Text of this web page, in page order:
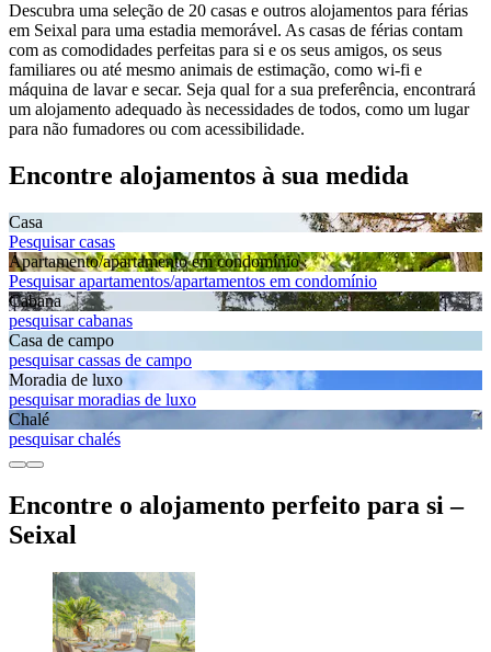
Descubra uma seleção de 20 casas e outros alojamentos para férias
em Seixal para uma estadia memorável. As casas de férias contam
com as comodidades perfeitas para si e os seus amigos, os seus
familiares ou até mesmo animais de estimação, como wi-fi e
máquina de lavar e secar. Seja qual for a sua preferência, encontrará
um alojamento adequado às necessidades de todos, como um lugar
para não fumadores ou com acessibilidade.
Encontre alojamentos à sua medida
Casa
Pesquisar casas
Apartamento/apartamento em condomínio
Pesquisar apartamentos/apartamentos em condomínio
Cabana
pesquisar cabanas
Casa de campo
pesquisar cassas de campo
Moradia de luxo
pesquisar moradias de luxo
Chalé
pesquisar chalés
Encontre o alojamento perfeito para si –
Seixal